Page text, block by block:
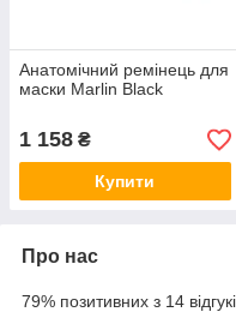
Анатомічний ремінець для
маски Marlin Black
1 158 ₴
Купити
Про нас
79% позитивних з 14